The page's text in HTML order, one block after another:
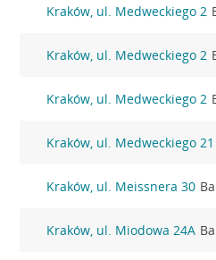
Kraków, ul. Medweckiego 2
Kraków, ul. Medweckiego 2
Kraków, ul. Medweckiego 2
Kraków, ul. Medweckiego 21
Kraków, ul. Meissnera 30
Kraków, ul. Miodowa 24A